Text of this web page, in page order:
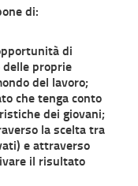
di:
di
proprie
del lavoro;
che tenga conto
dei giovani;
la scelta tra
e attraverso
il risultato